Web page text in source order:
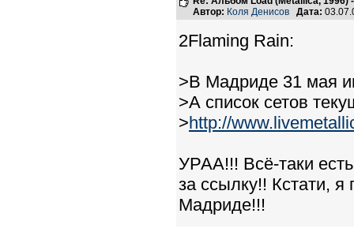
Автор: Коля Денисов Дата:
2Flaming Rain:
>В Мадриде 31 мая
>А список сетов
>http://
УРАА!!! Всё-таки
за ссылку!! Кстати, я
Мадриде!!!